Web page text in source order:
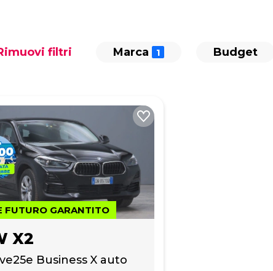
filtri Marca Budget
FUTURO GARANTITO
X2
Business X auto